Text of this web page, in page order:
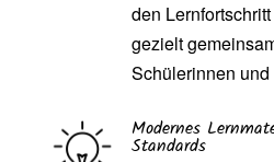
den
gezielt
Schülerinnen
Modernes
Standards